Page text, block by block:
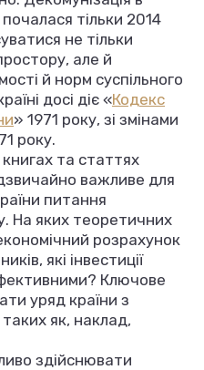
тільки 2014
не тільки
але й
й норм суспільного
досі діє «Кодекс
» 1971 року, зі змінами
року.
та статтях
важливе для
питання
На яких теоретичних
розрахунок
які інвестиції
Ключове
уряд країни з
як, наклад,
здійснювати